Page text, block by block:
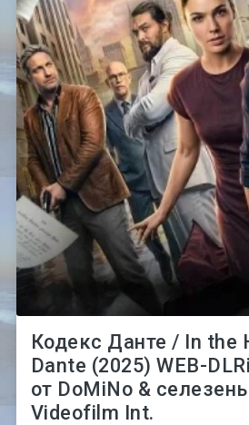
Кодекс Данте / In the
Dante (2025) WEB-
от DoMiNo &
Videofilm Int.